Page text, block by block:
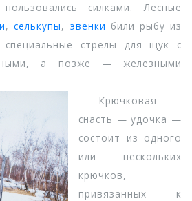
силками. Лесные
,селькупы, эвенки били рыбу из
стрелы для щук с
а позже — железными
Крючковая
снасть — удочка —
состоит из одного
или нескольких
крючков,
привязанных к